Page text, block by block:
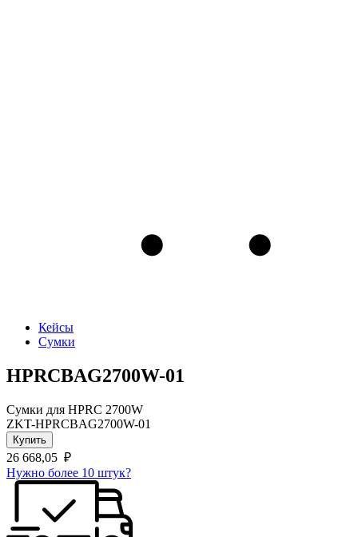
Кейсы
Сумки
HPRCBAG2700W-01
Сумки для HPRC 2700W
ZKT-HPRCBAG2700W-01
Купить
26 668,05 ₽
Нужно более 10 штук?